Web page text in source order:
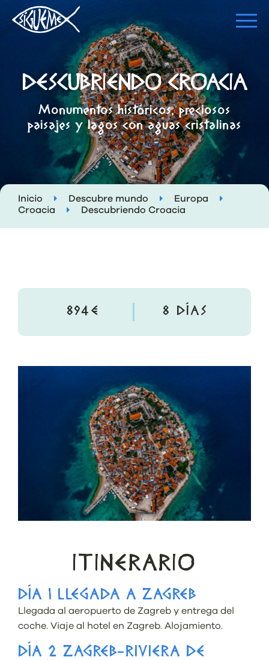
DESCUBRIENDO CROACIA
Monumentos históricos, preciosos
paisajes y lagos con aguas cristalinas
Inicio Descubre mundo
Europa
Croacia
Descubriendo Croacia
894€ 8 DÍAS
ITINERARIO
DÍA 1 LLEGADA A ZAGREB
Llegada al aeropuerto de Zagreb y entrega del
coche. Viaje al hotel en Zagreb. Alojamiento.
DÍA 2 ZAGREB-RIVIERA DE